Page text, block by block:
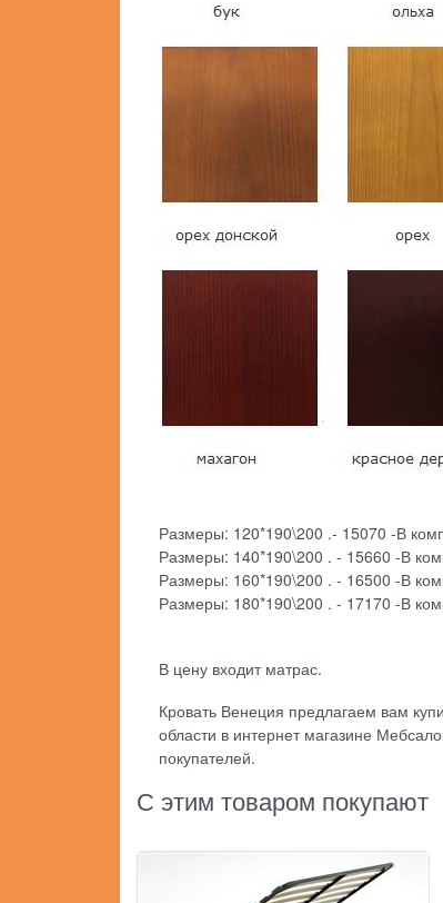
Размеры: 120*190\200 .- 15070 -В
Размеры: 140*190\200 . - 15660 -В
Размеры: 160*190\200 . - 16500 -В
Размеры: 180*190\200 . - 17170 -В
В цену входит матрас.
Кровать Венеция предлагаем вам
области в интернет магазине
покупателей.
С этим товаром покупают